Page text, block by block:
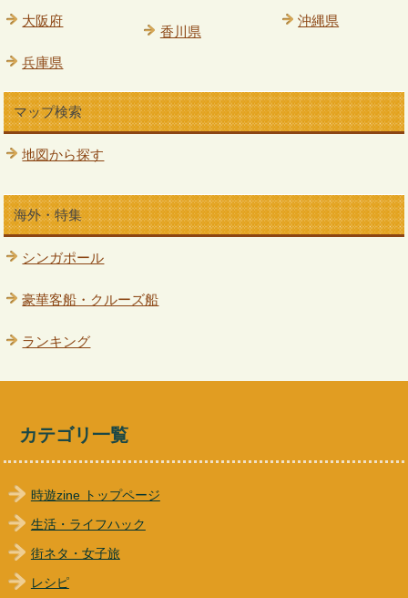
大阪府
兵庫県
香川県
沖縄県
マップ検索
地図から探す
海外・特集
シンガポール
豪華客船・クルーズ船
ランキング
カテゴリ一覧
時遊zine トップページ
生活・ライフハック
街ネタ・女子旅
レシピ